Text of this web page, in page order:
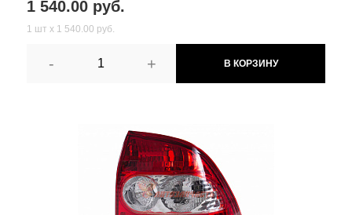
1 540.00 руб.
1 шт х 1 540.00 руб.
- + В КОРЗИНУ